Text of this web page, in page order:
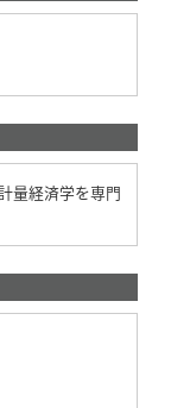
量経済学を専門